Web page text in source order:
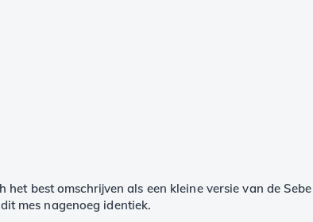
best omschrijven als een kleine versie van de
mes nagenoeg identiek.